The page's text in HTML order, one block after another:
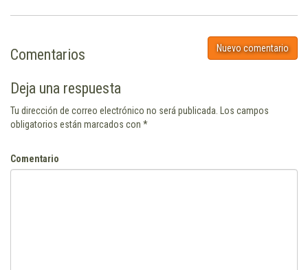
Comentarios Nuevo comentario
Deja una respuesta
Tu dirección de correo electrónico no será publicada. Los campos
obligatorios están marcados con *
Comentario